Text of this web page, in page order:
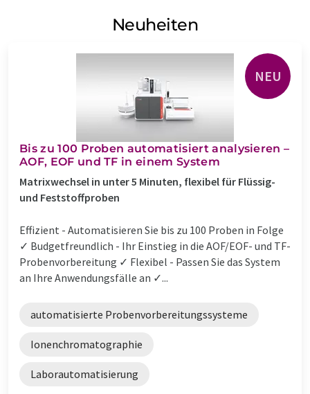
Neuheiten
NEU
Bis zu 100 Proben automatisiert analysieren –
AOF, EOF und TF in einem System
Matrixwechsel in unter 5 Minuten, flexibel für Flüssig-
und Feststoffproben
Effizient - Automatisieren Sie bis zu 100 Proben in Folge
✓ Budgetfreundlich - Ihr Einstieg in die AOF/EOF- und TF-
Probenvorbereitung ✓ Flexibel - Passen Sie das System
an Ihre Anwendungsfälle an ✓...
automatisierte Probenvorbereitungssysteme
Ionenchromatographie
Laborautomatisierung